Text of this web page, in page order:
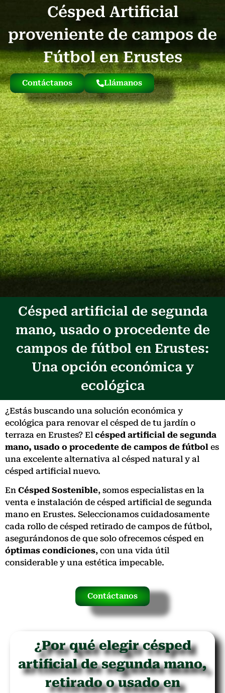
Césped Artificial
proveniente de campos de
Fútbol en Erustes
Contáctanos Llámanos
Césped artificial de segunda
mano, usado o procedente de
campos de fútbol en Erustes:
Una opción económica y
ecológica
¿Estás buscando una solución económica y
ecológica para renovar el césped de tu jardín o
terraza en Erustes? El césped artificial de segunda
mano, usado o procedente de campos de fútbol es
una excelente alternativa al césped natural y al
césped artificial nuevo.
En Césped Sostenible, somos especialistas en la
venta e instalación de césped artificial de segunda
mano en Erustes. Seleccionamos cuidadosamente
cada rollo de césped retirado de campos de fútbol,
asegurándonos de que solo ofrecemos césped en
óptimas condiciones, con una vida útil
considerable y una estética impecable.
Contáctanos
¿Por qué elegir césped
artificial de segunda mano,
retirado o usado en